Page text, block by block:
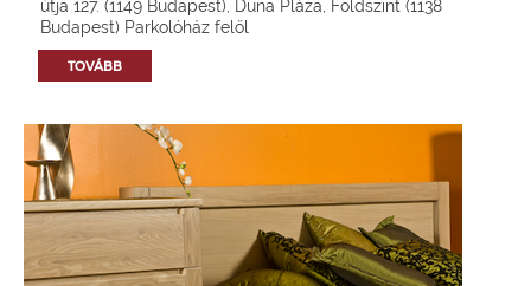
útja 127. (1149 Budapest), Duna Pláza, Földszint (1138
Budapest) Parkolóház felől
TOVÁBB